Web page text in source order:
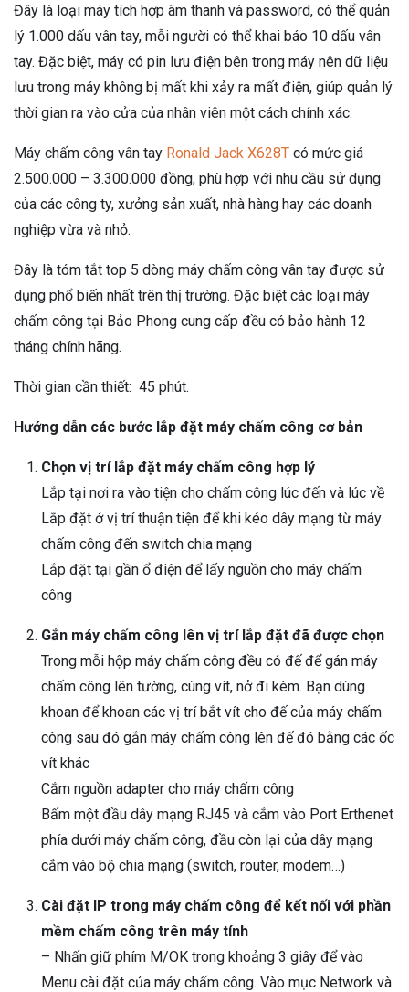
Đây là loại máy tích hợp âm thanh và password, có thể quản
lý 1.000 dấu vân tay, mỗi người có thể khai báo 10 dấu vân
tay. Đặc biệt, máy có pin lưu điện bên trong máy nên dữ liệu
lưu trong máy không bị mất khi xảy ra mất điện, giúp quản lý
thời gian ra vào cửa của nhân viên một cách chính xác.
Máy chấm công vân tay Ronald Jack X628T có mức giá
2.500.000 – 3.300.000 đồng, phù hợp với nhu cầu sử dụng
của các công ty, xưởng sản xuất, nhà hàng hay các doanh
nghiệp vừa và nhỏ.
Đây là tóm tắt top 5 dòng máy chấm công vân tay được sử
dụng phổ biến nhất trên thị trường. Đặc biệt các loại máy
chấm công tại Bảo Phong cung cấp đều có bảo hành 12
tháng chính hãng.
Thời gian cần thiết: 45 phút.
Hướng dẫn các bước lắp đặt máy chấm công cơ bản
Chọn vị trí lắp đặt máy chấm công hợp lý
Lắp tại nơi ra vào tiện cho chấm công lúc đến và lúc về
Lắp đặt ở vị trí thuận tiện để khi kéo dây mạng từ máy
chấm công đến switch chia mạng
Lắp đặt tại gần ổ điện để lấy nguồn cho máy chấm
công
Gắn máy chấm công lên vị trí lắp đặt đã được chọn
Trong mỗi hộp máy chấm công đều có đế để gán máy
chấm công lên tường, cùng vít, nở đi kèm. Bạn dùng
khoan để khoan các vị trí bắt vít cho đế của máy chấm
công sau đó gắn máy chấm công lên đế đó bằng các ốc
vít khác
Cắm nguồn adapter cho máy chấm công
Bấm một đầu dây mạng RJ45 và cắm vào Port Erthenet
phía dưới máy chấm công, đầu còn lại của dây mạng
cắm vào bộ chia mạng (switch, router, modem…)
Cài đặt IP trong máy chấm công để kết nối với phần
mềm chấm công trên máy tính
– Nhấn giữ phím M/OK trong khoảng 3 giây để vào
Menu cài đặt của máy chấm công. Vào mục Network và